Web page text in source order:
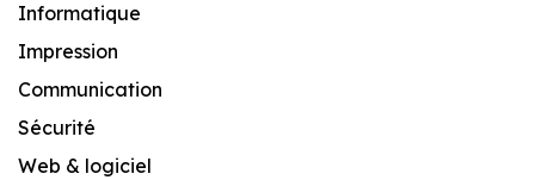
Informatique
Impression
Communication
Sécurité
Web & logiciel